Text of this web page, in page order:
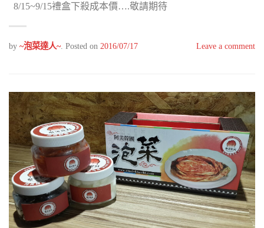
8/15~9/15禮盒下殺成本價….敬請期待
by ~泡菜達人~ Posted on 2016/07/17 Leave a comment